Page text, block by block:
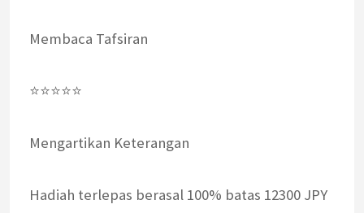
Membaca Tafsiran
⭐⭐⭐⭐⭐
Mengartikan Keterangan
Hadiah terlepas berasal 100% batas 12300 JPY